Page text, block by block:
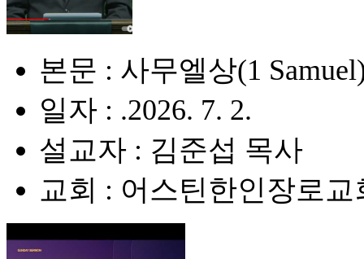
본문 : 사무엘상(1
일자 : .2026. 7. 2.
설교자 : 김준섭 목사
교회 : 어스틴한인장로교